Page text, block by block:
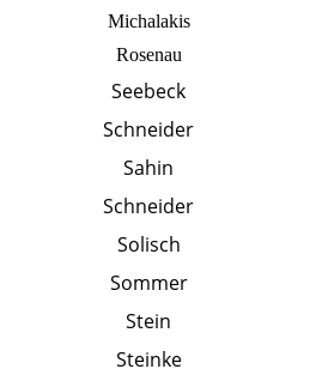
Michalakis
Rosenau
Seebeck
Schneider
Sahin
Schneider
Solisch
Sommer
Stein
Steinke